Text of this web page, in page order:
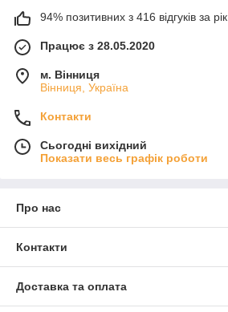
94% позитивних з 416 відгуків за рік
Працює з 28.05.2020
м. Вінниця
Вінниця, Україна
Контакти
Сьогодні вихідний
Показати весь графік роботи
Про нас
Контакти
Доставка та оплата